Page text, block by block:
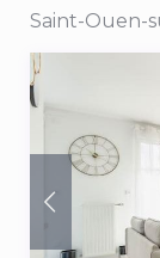
Saint-Ouen-